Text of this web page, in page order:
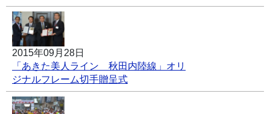
2015年09月28日
「あきた美人ライン 秋田内陸線」オリ
ジナルフレーム切手贈呈式